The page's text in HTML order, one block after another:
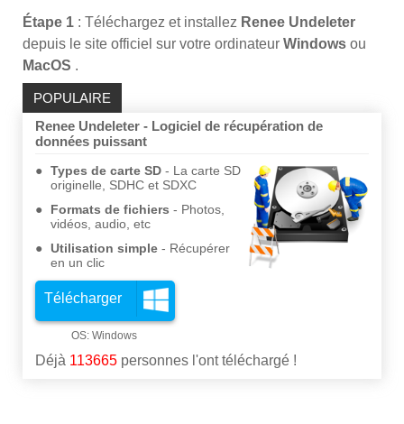
Étape 1 : Téléchargez et installez Renee Undeleter
depuis le site officiel sur votre ordinateur Windows ou
MacOS .
POPULAIRE
Renee Undeleter - Logiciel de récupération de
données puissant
Types de carte SD
La carte SD
originelle, SDHC et SDXC
Formats de fichiers
Photos,
vidéos, audio, etc
Utilisation simple
Récupérer
en un clic
Télécharger
Déjà 113665 personnes l'ont téléchargé !